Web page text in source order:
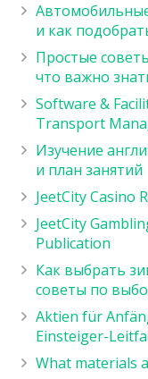
и как
Простые
что важно
Software &
Transport
Изучение
и план занятий
JeetCity Casino
JeetCity
Publication
Как выбрать
советы по
Aktien für
Einsteiger-
What materials